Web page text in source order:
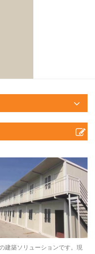
建築ソリューションです。現